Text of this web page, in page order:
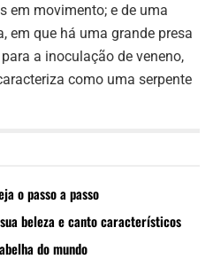
em movimento; e de uma
em que há uma grande presa
a inoculação de veneno,
como uma serpente
o passo a passo
beleza e canto característicos
do mundo